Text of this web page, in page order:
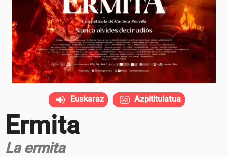
Ermita
La ermita
Euskaraz Azpititulatua